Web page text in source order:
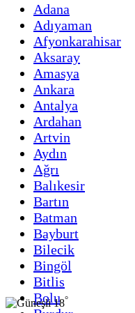
Adana
Adıyaman
Afyonkarahisar
Aksaray
Amasya
Ankara
Antalya
Ardahan
Artvin
Aydın
Ağrı
Balıkesir
Bartın
Batman
Bayburt
Bilecik
Bingöl
Bitlis
Bolu18°